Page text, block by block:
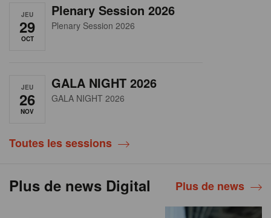
JEU
29
OCT
Plenary Session 2026
Plenary Session 2026
JEU
26
NOV
GALA NIGHT 2026
GALA NIGHT 2026
Toutes les sessions
Plus de news Digital Plus de news